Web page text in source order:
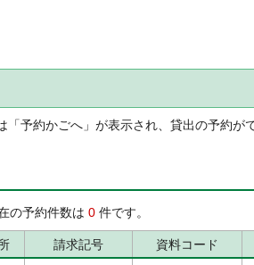
「予約かごへ」が表示され、貸出の予約が
の予約件数は 0 件です。
請求記号 資料コード